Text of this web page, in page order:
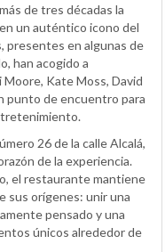
de tres décadas la
un auténtico icono del
presentes en algunas de
han acogido a
Kate Moss, David
punto de encuentro para
26 de la calle Alcalá,
de la experiencia.
el restaurante mantiene
sus orígenes: unir una
pensado y una
únicos alrededor de